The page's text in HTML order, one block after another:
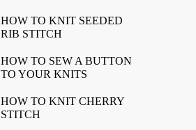
HOW TO KNIT SEEDED
RIB STITCH
HOW TO SEW A BUTTON
TO YOUR KNITS
HOW TO KNIT CHERRY
STITCH